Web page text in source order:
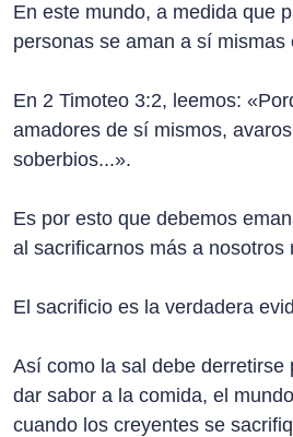
En este mundo, a medida que
personas se aman a sí mismas
En 2 Timoteo 3:2, leemos:
amadores de sí mismos,
soberbios...».
Es por esto que debemos
al sacrificarnos más a nosotros
El sacrificio es la verdadera
Así como la sal debe derretirse
dar sabor a la comida, el
cuando los creyentes se